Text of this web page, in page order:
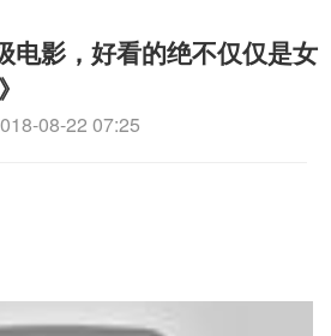
电影，好看的绝不仅仅是女
08-22 07:25